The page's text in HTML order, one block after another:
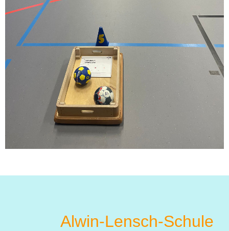
Alwin-Lensch-Schule